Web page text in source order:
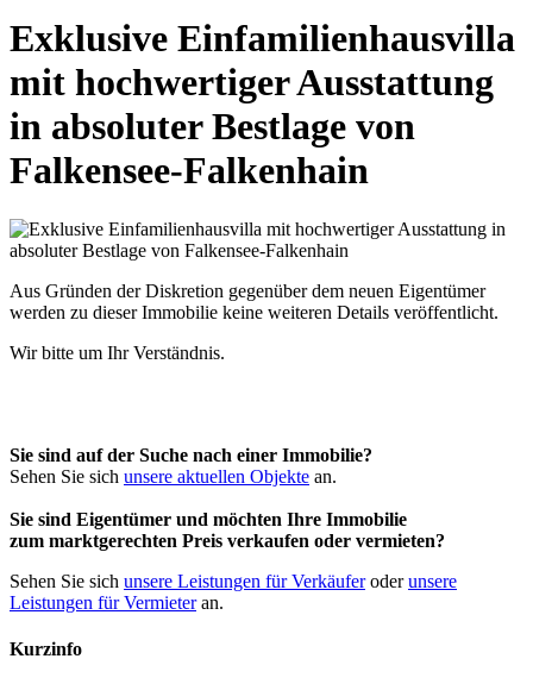
Exklusive Einfamilienhausvilla
mit hochwertiger Ausstattung
in absoluter Bestlage von
Falkensee-Falkenhain
Aus Gründen der Diskretion gegenüber dem neuen Eigentümer
werden zu dieser Immobilie keine weiteren Details veröffentlicht.
Wir bitte um Ihr Verständnis.
Sie sind auf der Suche nach einer Immobilie?
Sehen Sie sich unsere aktuellen Objekte an.
Sie sind Eigentümer und möchten Ihre Immobilie
zum marktgerechten Preis verkaufen oder vermieten?
Sehen Sie sich unsere Leistungen für Verkäuferoderunsere
Leistungen für Vermieteran.
Kurzinfo